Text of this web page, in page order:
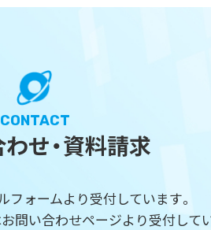
CONTACT
せ・資料請求
フォームより受付しています。
問い合わせページより受付して